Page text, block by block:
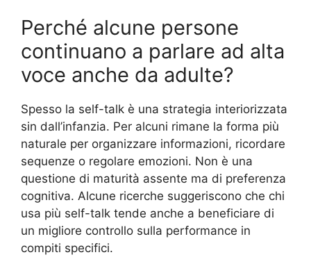
Perché alcune persone
continuano a parlare ad alta
voce anche da adulte?
Spesso la self-talk è una strategia interiorizzata
sin dall’infanzia. Per alcuni rimane la forma più
naturale per organizzare informazioni, ricordare
sequenze o regolare emozioni. Non è una
questione di maturità assente ma di preferenza
cognitiva. Alcune ricerche suggeriscono che chi
usa più self-talk tende anche a beneficiare di
un migliore controllo sulla performance in
compiti specifici.